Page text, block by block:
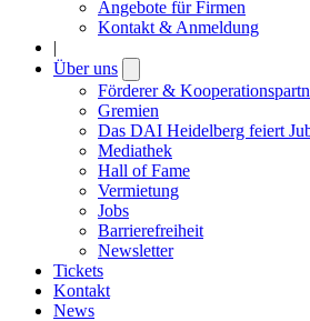
Angebote für Firmen
Kontakt & Anmeldung
|
Über uns
submenu
Förderer &
Gremien
Das DAI Heidelberg feiert
Mediathek
Hall of Fame
Vermietung
Jobs
Barrierefreiheit
Newsletter
Tickets
Kontakt
News